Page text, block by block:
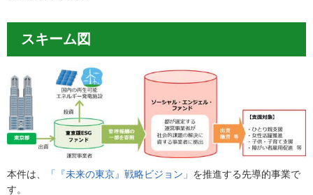
スキーム図
本件は、 「『未来の東京』戦略ビジョン」 を推進する先導的事業で
す。